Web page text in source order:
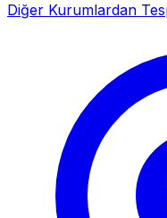
Diğer Kurumlardan